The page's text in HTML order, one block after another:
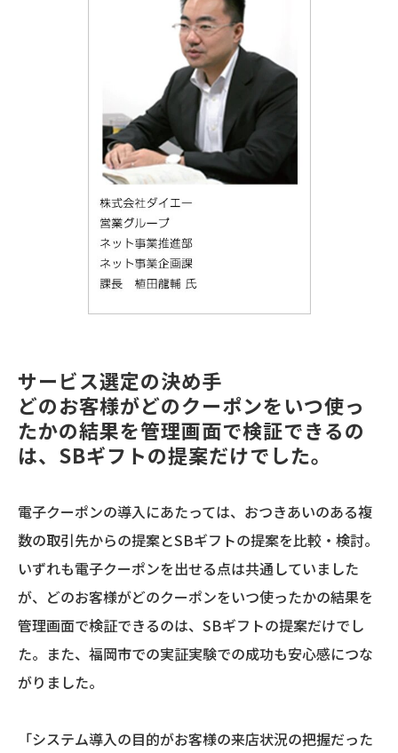
サービス選定の決め手
どのお客様がどのクーポンをいつ使っ
たかの結果を管理画面で検証できるの
は、SBギフトの提案だけでした。
電子クーポンの導入にあたっては、おつきあいのある複
数の取引先からの提案とSBギフトの提案を比較・検討。
いずれも電子クーポンを出せる点は共通していました
が、どのお客様がどのクーポンをいつ使ったかの結果を
管理画面で検証できるのは、SBギフトの提案だけでし
た。また、福岡市での実証実験での成功も安心感につな
がりました。
「システム導入の目的がお客様の来店状況の把握だった